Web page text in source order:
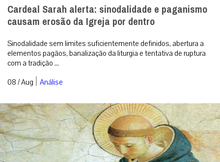
Cardeal Sarah alerta: sinodalidade e paganismo
causam erosão da Igreja por dentro
Sinodalidade sem limites suficientemente definidos, abertura a
elementos pagãos, banalização da liturgia e tentativa de ruptura
com a tradição ...
08 / Aug | Análise